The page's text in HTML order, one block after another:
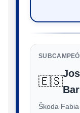
🇪🇸
Škoda